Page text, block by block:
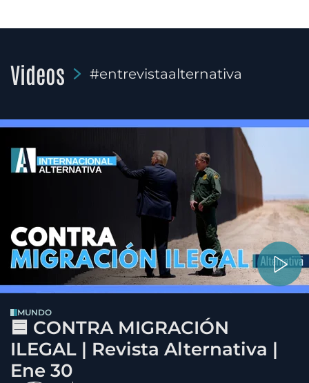
Videos #entrevistaalternativa
MUNDO
🟦 CONTRA MIGRACIÓN
ILEGAL | Revista Alternativa |
Ene 30